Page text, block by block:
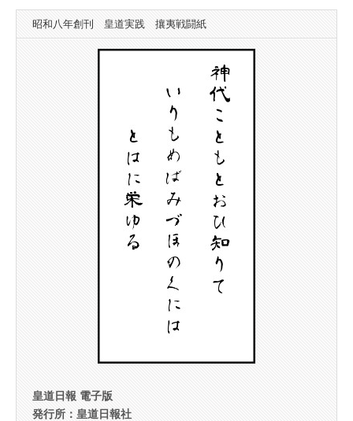
昭和八年創刊 皇道実践 攘夷戦闘紙
皇道日報 電子版
発行所：皇道日報社